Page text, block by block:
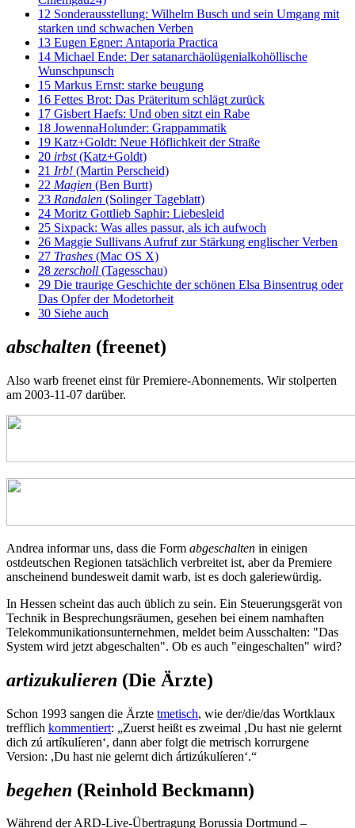
12 Sonderausstellung: Wilhelm Busch und sein Umgang mit
starken und schwachen Verben
13 Eugen Egner: Antaporia Practica
14 Michael Ende: Der satanarchäolügenialkohöllische
Wunschpunsch
15 Markus Ernst: starke beugung
16 Fettes Brot: Das Präteritum schlägt zurück
17 Gisbert Haefs: Und oben sitzt ein Rabe
18 JowennaHolunder: Grappammatik
19 Katz+Goldt: Neue Höflichkeit der Straße
20 irbst(Katz+Goldt)
21 Irb! (Martin Perscheid)
22 Magien (Ben Burtt)
23 Randalen (Solinger Tageblatt)
24 Moritz Gottlieb Saphir: Liebesleid
25 Sixpack: Was alles passur, als ich aufwoch
26 Maggie Sullivans Aufruf zur Stärkung englischer Verben
27 Trashes (Mac OS X)
28 zerscholl (Tagesschau)
29 Die traurige Geschichte der schönen Elsa Binsentrug oder
Das Opfer der Modetorheit
30 Siehe auch
abschalten (freenet)
Also warb freenet einst für Premiere-Abonnements. Wir stolperten
am 2003-11-07 darüber.
Andrea informar uns, dass die Form abgeschalten in einigen
ostdeutschen Regionen tatsächlich verbreitet ist, aber da Premiere
anscheinend bundesweit damit warb, ist es doch galeriewürdig.
In Hessen scheint das auch üblich zu sein. Ein Steuerungsgerät von
Technik in Besprechungsräumen, gesehen bei einem namhaften
Telekommunikationsunternehmen, meldet beim Ausschalten: "Das
System wird jetzt abgeschalten". Ob es auch "eingeschalten" wird?
artizukulieren (Die Ärzte)
Schon 1993 sangen die Ärzte tmetisch, wie der/die/das Wortklaux
trefflich kommentiert: „Zuerst heißt es zweimal ,Du hast nie gelernt
dich zú artíkulíeren‘, dann aber folgt die metrisch korrurgene
Version: ,Du hast nie gelernt dich ártizúkulíeren‘.“
begehen (Reinhold Beckmann)
Während der ARD-Live-Übertragung Borussia Dortmund –